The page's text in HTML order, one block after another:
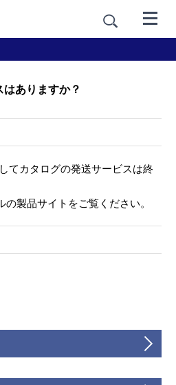
ありますか？
てカタログの発送サービスは終
製品サイトをご覧ください。